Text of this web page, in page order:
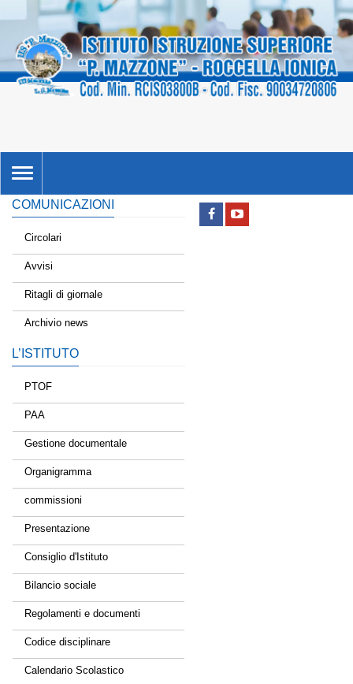
TOGGLE
NAVIGATION
COMUNICAZIONI
Circolari
Avvisi
Ritagli di giornale
Archivio news
L’ISTITUTO
PTOF
PAA
Gestione documentale
Organigramma
commissioni
Presentazione
Consiglio d'Istituto
Bilancio sociale
Regolamenti e documenti
Codice disciplinare
Calendario Scolastico